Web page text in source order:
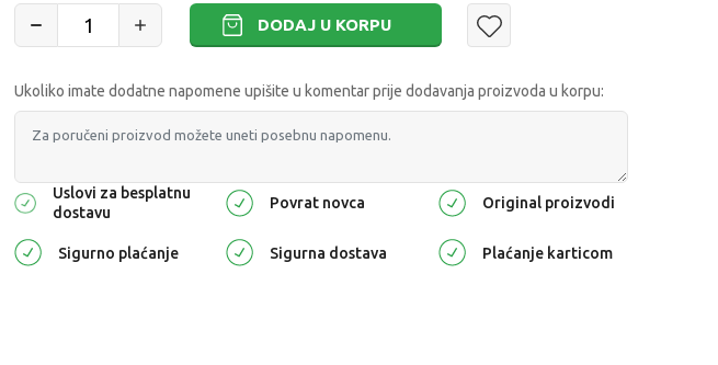
DODAJ U KORPU
Ukoliko imate dodatne napomene upišite u komentar prije dodavanja proizvoda u korpu:
Uslovi za besplatnu
dostavu
Povrat novca Original proizvodi
Sigurno plaćanje Sigurna dostava Plaćanje karticom